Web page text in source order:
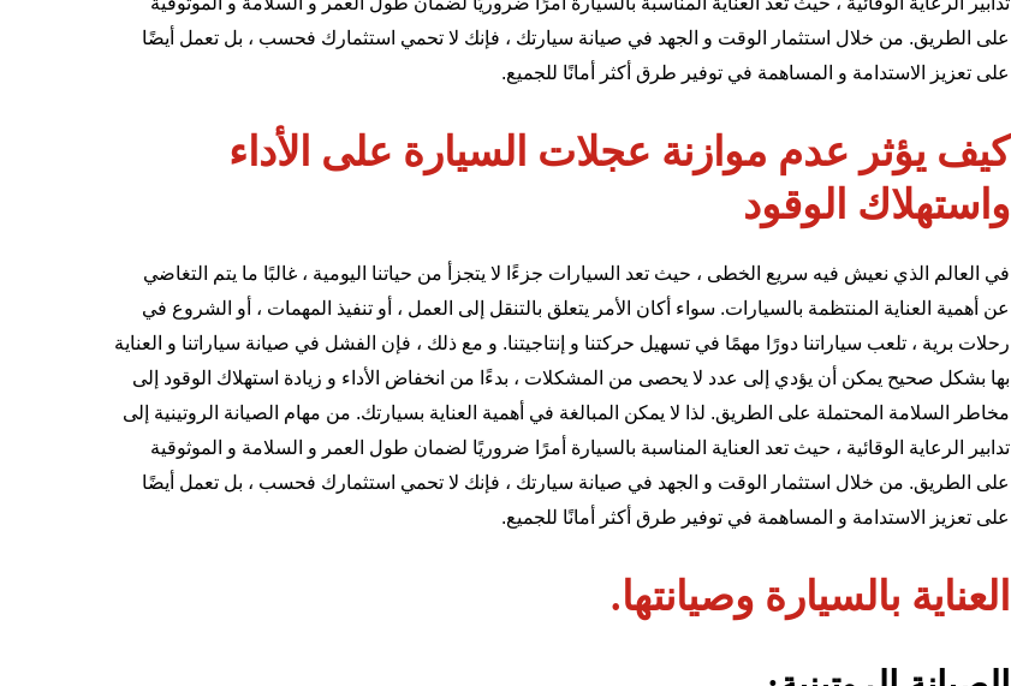
على الطريق. من خلال استثمار الوقت و الجهد في صيانة سيارتك ، فإنك لا تحمي استثمارك فحسب ، بل تعمل أيضًا
على تعزيز الاستدامة و المساهمة في توفير طرق أكثر أمانًا للجميع.
كيف يؤثر عدم موازنة عجلات السيارة على الأداء
واستهلاك الوقود
في العالم الذي نعيش فيه سريع الخطى ، حيث تعد السيارات جزءًا لا يتجزأ من حياتنا اليومية ، غالبًا ما يتم التغاضي
عن أهمية العناية المنتظمة بالسيارات. سواء أكان الأمر يتعلق بالتنقل إلى العمل ، أو تنفيذ المهمات ، أو الشروع في
رحلات برية ، تلعب سياراتنا دورًا مهمًا في تسهيل حركتنا و إنتاجيتنا. و مع ذلك ، فإن الفشل في صيانة سياراتنا و العناية
بها بشكل صحيح يمكن أن يؤدي إلى عدد لا يحصى من المشكلات ، بدءًا من انخفاض الأداء و زيادة استهلاك الوقود إلى
مخاطر السلامة المحتملة على الطريق. لذا لا يمكن المبالغة في أهمية العناية بسيارتك. من مهام الصيانة الروتينية إلى
تدابير الرعاية الوقائية ، حيث تعد العناية المناسبة بالسيارة أمرًا ضروريًا لضمان طول العمر و السلامة و الموثوقية
على الطريق. من خلال استثمار الوقت و الجهد في صيانة سيارتك ، فإنك لا تحمي استثمارك فحسب ، بل تعمل أيضًا
على تعزيز الاستدامة و المساهمة في توفير طرق أكثر أمانًا للجميع.
العناية بالسيارة وصيانتها.